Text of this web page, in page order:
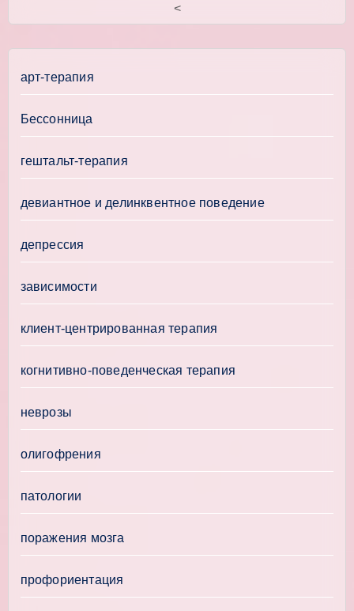
<
арт-терапия
Бессонница
гештальт-терапия
девиантное и делинквентное поведение
депрессия
зависимости
клиент-центрированная терапия
когнитивно-поведенческая терапия
неврозы
олигофрения
патологии
поражения мозга
профориентация